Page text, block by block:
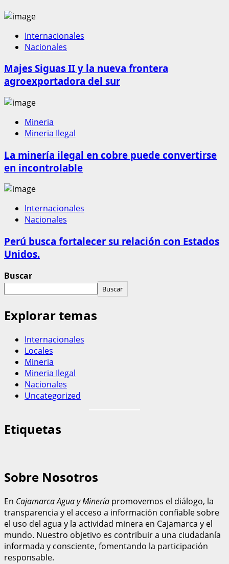
Internacionales
Nacionales
Majes Siguas II y la nueva frontera
agroexportadora del sur
Mineria
Mineria Ilegal
La minería ilegal en cobre puede convertirse
en incontrolable
Internacionales
Nacionales
Perú busca fortalecer su relación con Estados
Unidos.
Buscar
Buscar
Explorar temas
Internacionales
Locales
Mineria
Mineria Ilegal
Nacionales
Uncategorized
Etiquetas
Sobre Nosotros
En Cajamarca Agua y Minería promovemos el diálogo, la
transparencia y el acceso a información confiable sobre
el uso del agua y la actividad minera en Cajamarca y el
mundo. Nuestro objetivo es contribuir a una ciudadanía
informada y consciente, fomentando la participación
responsable.